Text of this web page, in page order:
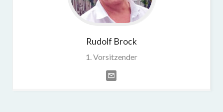
Rudolf Brock
1. Vorsitzender